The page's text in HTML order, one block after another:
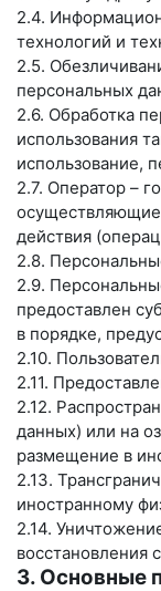
2.4.
технологий и
2.5.
персональных
2.6. Обработка
использования
использование,
2.7. Оператор –
осуществляющие
действия
2.8.
2.9.
предоставлен
в порядке,
2.10.
2.11.
2.12.
данных) или на
размещение в
2.13.
иностранному
2.14.
восстановления
3. Основные